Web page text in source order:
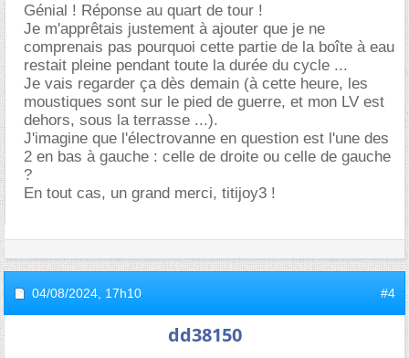
Génial ! Réponse au quart de tour !
Je m'apprêtais justement à ajouter que je ne
comprenais pas pourquoi cette partie de la boîte à eau
restait pleine pendant toute la durée du cycle ...
Je vais regarder ça dès demain (à cette heure, les
moustiques sont sur le pied de guerre, et mon LV est
dehors, sous la terrasse ...).
J'imagine que l'électrovanne en question est l'une des
2 en bas à gauche : celle de droite ou celle de gauche
?
En tout cas, un grand merci, titijoy3 !
04/08/2024, 17h10 #4
dd38150